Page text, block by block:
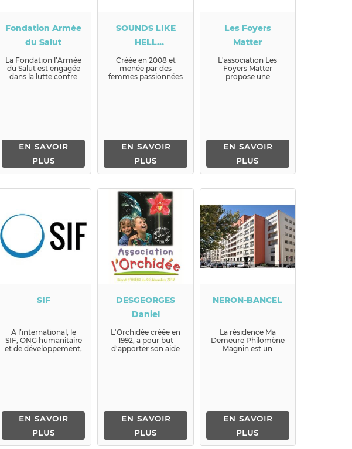
Fondation Armée
du Salut
La Fondation l’Armée
du Salut est engagée
dans la lutte contre
EN SAVOIR
PLUS
SOUNDS LIKE
HELL
PRODUCTIONS
Créée en 2008 et
menée par des
femmes passionnées
EN SAVOIR
PLUS
Les Foyers
Matter
L'association Les
Foyers Matter
propose une
EN SAVOIR
PLUS
SIF
A l’international, le
SIF, ONG humanitaire
et de développement,
EN SAVOIR
PLUS
DESGEORGES
Daniel
L'Orchidée créée en
1992, a pour but
d'apporter son aide
EN SAVOIR
PLUS
NERON-BANCEL
La résidence Ma
Demeure Philomène
Magnin est un
EN SAVOIR
PLUS